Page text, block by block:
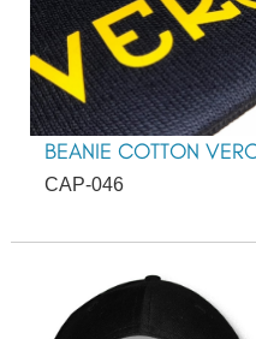
BEANIE COTTON
CAP-046